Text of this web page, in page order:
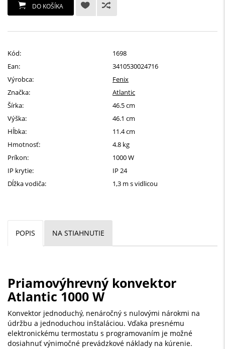
DO KOŠÍKA
Kód:
1698
Ean:
3410530024716
Výrobca:
Fenix
Značka:
Atlantic
Šírka:
46.5 cm
Výška:
46.1 cm
Hĺbka:
11.4 cm
Hmotnosť:
4.8 kg
Príkon:
1000 W
IP krytie:
IP 24
Dĺžka vodiča:
1,3 m s vidlicou
POPIS NA STIAHNUTIE
Priamovýhrevný konvektor
Atlantic 1000 W
Konvektor jednoduchý, nenáročný s nulovými nárokmi na
údržbu a jednoduchou inštaláciou. Vďaka presnému
elektronickému termostatu s programovaním je možné
dosiahnuť výnimočné prevádzkové náklady na kúrenie.